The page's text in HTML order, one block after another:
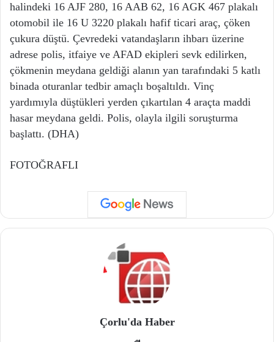
halindeki 16 AJF 280, 16 AAB 62, 16 AGK 467 plakalı
otomobil ile 16 U 3220 plakalı hafif ticari araç, çöken
çukura düştü. Çevredeki vatandaşların ihbarı üzerine
adrese polis, itfaiye ve AFAD ekipleri sevk edilirken,
çökmenin meydana geldiği alanın yan tarafındaki 5 katlı
binada oturanlar tedbir amaçlı boşaltıldı. Vinç
yardımıyla düştükleri yerden çıkartılan 4 araçta maddi
hasar meydana geldi. Polis, olayla ilgili soruşturma
başlattı. (DHA)
FOTOĞRAFLI
Çorlu'da Haber